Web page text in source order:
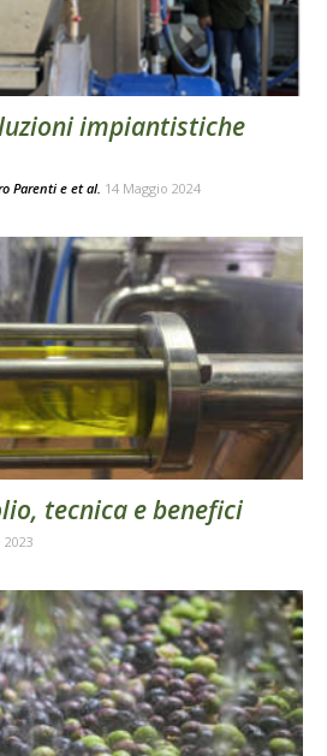
impiantistiche
Parenti e et al. 14 Maggio 2024
tecnica e benefici